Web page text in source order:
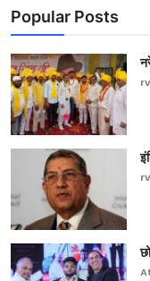
Popular Posts